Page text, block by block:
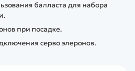
балласта для набора
при посадке.
серво элеронов.